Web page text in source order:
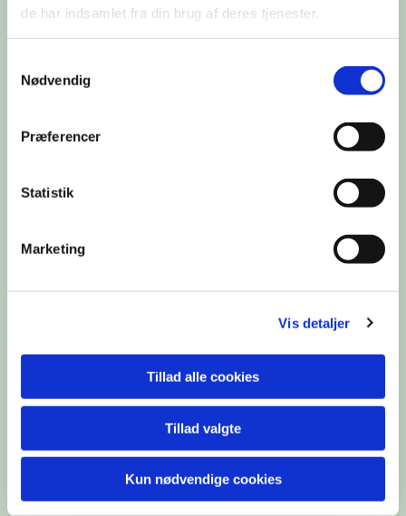
de har indsamlet fra din brug af deres tjenester.
Nødvendig
Præferencer
Statistik
Marketing
Vis detaljer
Tillad alle cookies
Tillad valgte
Kun nødvendige cookies